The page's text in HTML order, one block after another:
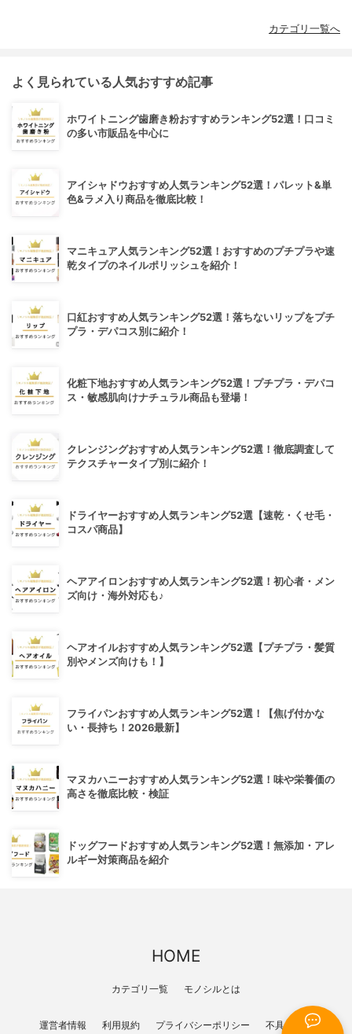
カテゴリ一覧へ
よく見られている人気おすすめ記事
ホワイトニング歯磨き粉おすすめランキング52選！口コミ
の多い市販品を中心に
アイシャドウおすすめ人気ランキング52選！パレット&単
色&ラメ入り商品を徹底比較！
マニキュア人気ランキング52選！おすすめのプチプラや速
乾タイプのネイルポリッシュを紹介！
口紅おすすめ人気ランキング52選！落ちないリップをプチ
プラ・デパコス別に紹介！
化粧下地おすすめ人気ランキング52選！プチプラ・デパコ
ス・敏感肌向けナチュラル商品も登場！
クレンジングおすすめ人気ランキング52選！徹底調査して
テクスチャータイプ別に紹介！
ドライヤーおすすめ人気ランキング52選【速乾・くせ毛・
コスパ商品】
ヘアアイロンおすすめ人気ランキング52選！初心者・メン
ズ向け・海外対応も♪
ヘアオイルおすすめ人気ランキング52選【プチプラ・髪質
別やメンズ向けも！】
フライパンおすすめ人気ランキング52選！【焦げ付かな
い・長持ち！2026最新】
マヌカハニーおすすめ人気ランキング52選！味や栄養価の
高さを徹底比較・検証
ドッグフードおすすめ人気ランキング52選！無添加・アレ
ルギー対策商品を紹介
HOME
カテゴリ一覧 モノシルとは
運営者情報 利用規約 プライバシーポリシー 不具合報告